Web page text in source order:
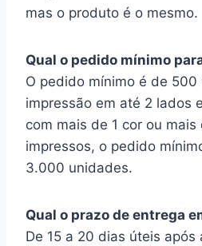
mas o produto é o mesmo.
Qual o pedido mínimo
O pedido mínimo é de 500
impressão em até 2 lados
com mais de 1 cor ou mais
impressos, o pedido
3.000 unidades.
Qual o prazo de entrega
De 15 a 20 dias úteis